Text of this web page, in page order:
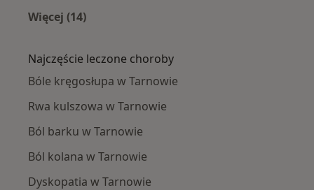
Więcej (14)
Najczęście leczone choroby
Bóle kręgosłupa w Tarnowie
Rwa kulszowa w Tarnowie
Ból barku w Tarnowie
Ból kolana w Tarnowie
Dyskopatia w Tarnowie